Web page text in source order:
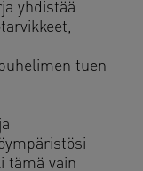
yhdistää
tuen
tämä vain